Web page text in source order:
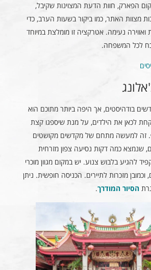
הפארק, חוות הדעת המצוינות שקיבל,
מצוות האתר, כמו ביקור בשעות הערב, כדי
ואווירה נעימה. אטרקציה זו מומלצת במיוחד
לכל המשפחה.
בודהיסטים, אך היפה ביותר מתוכם הוא
לכאן את הילדים, על מנת שיספגו קצת
זה למעשה מתחם של מקדשים מקושטים
שנמצא כמה דקות נסיעה צפון מזרחית
להגיע בלבוש צנוע. יש במקום מגוון מוכרי
וכמובן מזכרות לתיירים. הכניסה חופשית. ניתן
הסיור המודרך.